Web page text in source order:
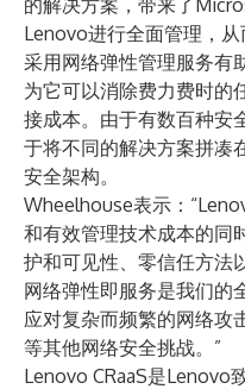
的解决方案，带来了
Lenovo进行全面管理，
采用网络弹性管理服务有
为它可以消除费力费时的
接成本。由于有数百种安
于将不同的解决方案拼凑
安全架构。
Wheelhouse表示：
和有效管理技术成本的同
护和可见性、零信任方法
网络弹性即服务是我们的
应对复杂而频繁的网络攻
等其他网络安全挑战。”
Lenovo CRaaS是Lenovo